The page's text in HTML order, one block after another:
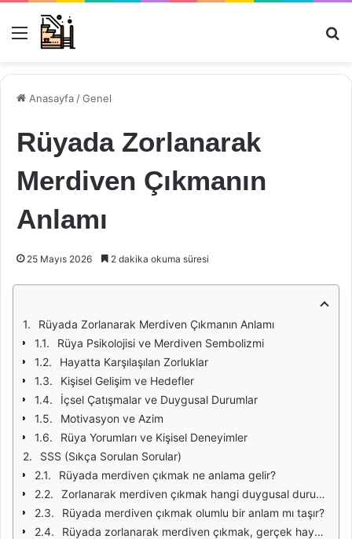
Menü
Anasayfa /Genel
Rüyada Zorlanarak
Merdiven Çıkmanın
Anlamı
25 Mayıs 2026 2 dakika okuma süresi
Rüyada Zorlanarak Merdiven Çıkmanın Anlamı
Rüya Psikolojisi ve Merdiven Sembolizmi
Hayatta Karşılaşılan Zorluklar
Kişisel Gelişim ve Hedefler
İçsel Çatışmalar ve Duygusal Durumlar
Motivasyon ve Azim
Rüya Yorumları ve Kişisel Deneyimler
SSS (Sıkça Sorulan Sorular)
Rüyada merdiven çıkmak ne anlama gelir?
Zorlanarak merdiven çıkmak hangi duygusal durumu yansıtır?
Rüyada merdiven çıkmak olumlu bir anlam mı taşır?
Rüyada zorlanarak merdiven çıkmak, gerçek hayatta neyi simgeler?